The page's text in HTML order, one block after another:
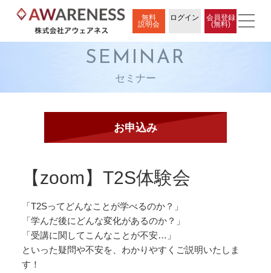
無料
説明会
ログイン
会員登録
(無料)
SEMINAR
セミナー
【zoom】T2S体験会
「T2Sってどんなことが学べるのか？」
「学んだ後にどんな変化があるのか？」
「受講に関してこんなことが不安…」
といった疑問や不安を、わかりやすくご説明いたしま
す！